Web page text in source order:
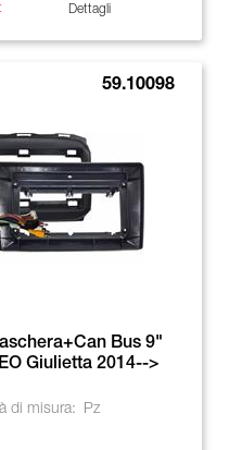
Dettagli
59.10098
Bus 9"
Giulietta 2014-->
di misura: Pz